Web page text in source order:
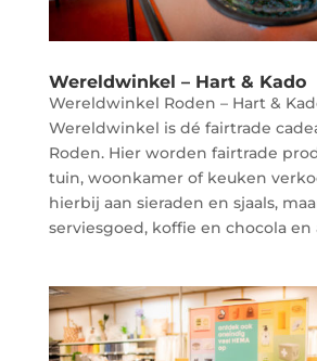
Wereldwinkel – Hart & Kado
Wereldwinkel Roden – Hart &
Wereldwinkel is dé fairtrade
Roden. Hier worden fairtrade
tuin, woonkamer of keuken
hierbij aan sieraden en sjaals,
serviesgoed, koffie en chocola en